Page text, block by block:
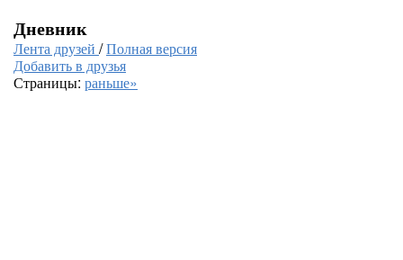
Дневник
Лента друзей /Полная версия
Добавить в друзья
Страницы: раньше»